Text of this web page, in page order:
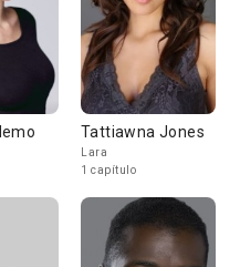
Tattiawna Jones
Lara
1 capítulo